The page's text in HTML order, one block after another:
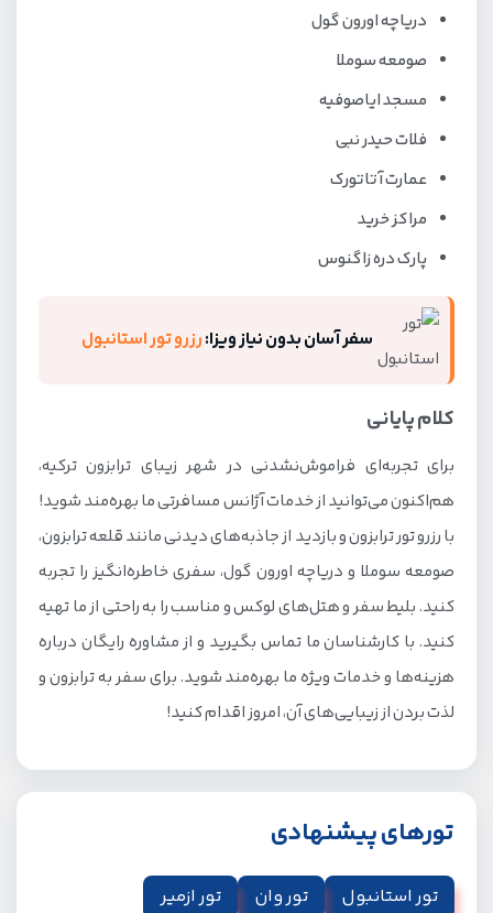
دریاچه اورون گول
صومعه سوملا
مسجد ایاصوفیه
فلات حیدر نبی
عمارت آتاتورک
مراکز خرید
پارک دره زاگنوس
سفر آسان بدون نیاز ویزا:رزرو تور استانبول
کلام پایانی
برای تجربه‌ای فراموش‌نشدنی در شهر زیبای ترابزون ترکیه،
هم‌اکنون می‌توانید از خدمات آژانس مسافرتی ما بهره‌مند شوید!
با رزرو تور ترابزون و بازدید از جاذبه‌های دیدنی مانند قلعه ترابزون،
صومعه سوملا و دریاچه اورون گول، سفری خاطره‌انگیز را تجربه
کنید. بلیط سفر و هتل‌های لوکس و مناسب را به راحتی از ما تهیه
کنید. با کارشناسان ما تماس بگیرید و از مشاوره رایگان درباره
هزینه‌ها و خدمات ویژه ما بهره‌مند شوید. برای سفر به ترابزون و
لذت بردن از زیبایی‌های آن، امروز اقدام کنید!
تورهای پیشنهادی
تور استانبول تور وان تور ازمیر